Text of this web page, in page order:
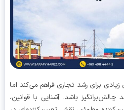
رشد تجاری فراهم می‌کند اما
باشد. آشنایی با قوانین،